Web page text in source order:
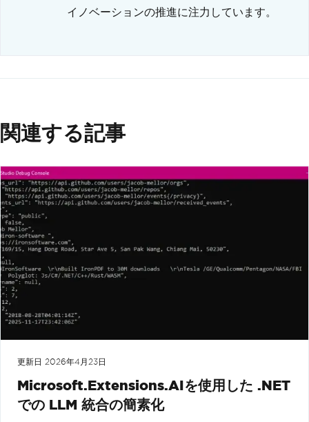
イノベーションの推進に注力しています。
関連する記事
更新日 2026年4月23日
Microsoft.Extensions.AIを使用した .NET
での LLM 統合の簡素化